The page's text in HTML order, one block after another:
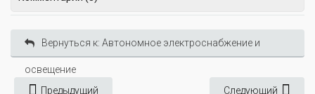
Вернуться к: Автономное электроснабжение и
освещение
Предыдущий
Следующий